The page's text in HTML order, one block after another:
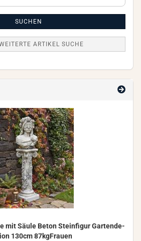
SUCHEN
ARTIKEL SUCHE
mit Säule Beton Stein­fi­gur Gar­ten­de­
130cm 87kgFrauen